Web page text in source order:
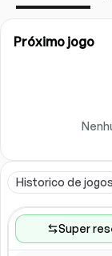
Próximo jogo
Historico de jogos
Super